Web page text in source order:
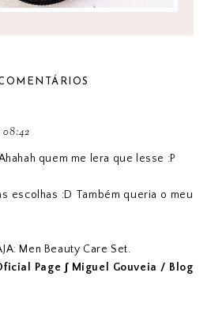
08:42
quem me lera que lesse :P
escolhas :D Também queria o meu
Men Beauty Care Set.
Page ∫ Miguel Gouveia / Blog